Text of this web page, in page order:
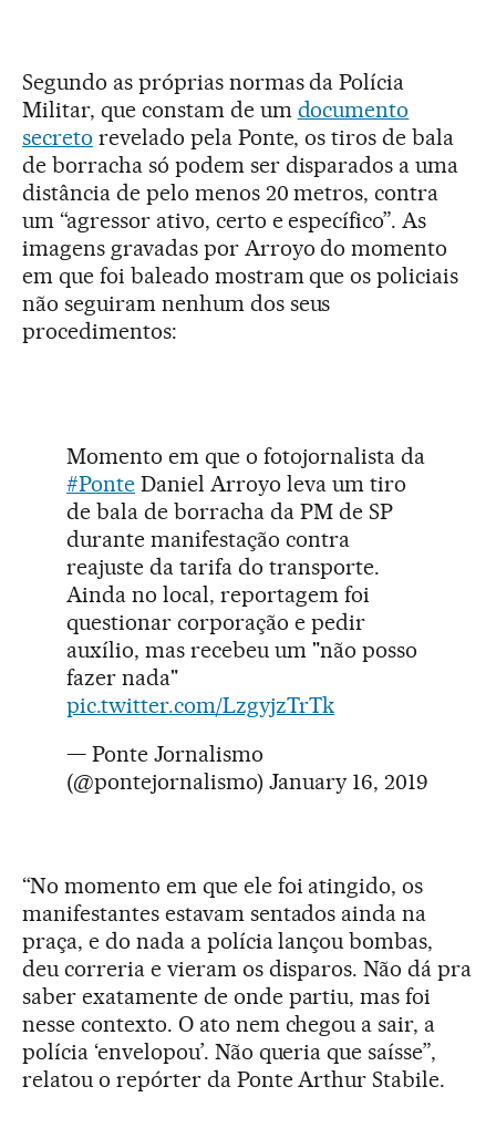
Segundo as próprias normas da Polícia
Militar, que constam de um documento
secreto revelado pela Ponte, os tiros de bala
de borracha só podem ser disparados a uma
distância de pelo menos 20 metros, contra
um “agressor ativo, certo e específico”. As
imagens gravadas por Arroyo do momento
em que foi baleado mostram que os policiais
não seguiram nenhum dos seus
procedimentos:
Momento em que o fotojornalista da
#Ponte Daniel Arroyo leva um tiro
de bala de borracha da PM de SP
durante manifestação contra
reajuste da tarifa do transporte.
Ainda no local, reportagem foi
questionar corporação e pedir
auxílio, mas recebeu um "não posso
fazer nada"
pic.twitter.com/LzgyjzTrTk
— Ponte Jornalismo
(@pontejornalismo) January 16, 2019
“No momento em que ele foi atingido, os
manifestantes estavam sentados ainda na
praça, e do nada a polícia lançou bombas,
deu correria e vieram os disparos. Não dá pra
saber exatamente de onde partiu, mas foi
nesse contexto. O ato nem chegou a sair, a
polícia ‘envelopou’. Não queria que saísse”,
relatou o repórter da Ponte Arthur Stabile.